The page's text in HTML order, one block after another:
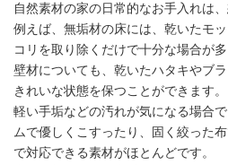
自然素材の家の日常的なお手入れは
例えば、無垢材の床には、乾いたモ
コリを取り除くだけで十分な場合が多
壁材についても、乾いたハタキやブ
きれいな状態を保つことができます。
軽い手垢などの汚れが気になる場合
ムで優しくこすったり、固く絞った
で対応できる素材がほとんどです。